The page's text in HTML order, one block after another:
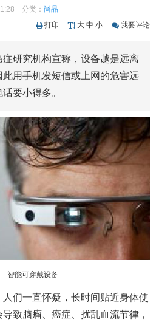
分类： 尚品
打印
大 中 小 我要评论
症研究机构宣称，设备越是远离
用手机发短信或上网的危害远
要小得多。
智能可穿戴设备
们一直怀疑，长时间贴近身体使
致脑瘤、癌症、扰乱血流节律，